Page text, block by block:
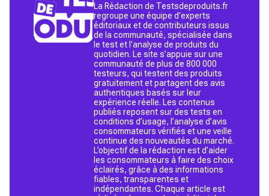
La Rédaction de Testsdeproduits.fr
regroupe une équipe d’experts
éditoriaux et de contributeurs issus
de la communauté, spécialisée dans
le test et l’analyse de produits du
quotidien. Le site s’appuie sur une
communauté de plus de 800 000
testeurs, qui testent des produits
gratuitement et partagent des avis
authentiques basés sur leur
expérience réelle. Les contenus
publiés reposent sur des tests en
conditions d’usage, l’analyse d’avis
consommateurs vérifiés et une veille
continue des nouveautés du marché.
L’objectif de la rédaction est d’aider
les consommateurs à faire des choix
éclairés, grâce à des informations
fiables, transparentes et
indépendantes. Chaque article est